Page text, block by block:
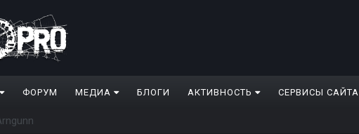
ФОРУМ МЕДИА БЛОГИ АКТИВНОСТЬ СЕРВИСЫ САЙТА